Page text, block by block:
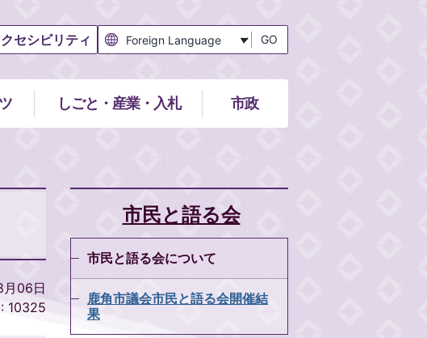
セシビリティ GO
しごと・産業・入札 市政
06日
10325
市民と語る会
市民と語る会について
鹿角市議会市民と語る会開催結
果